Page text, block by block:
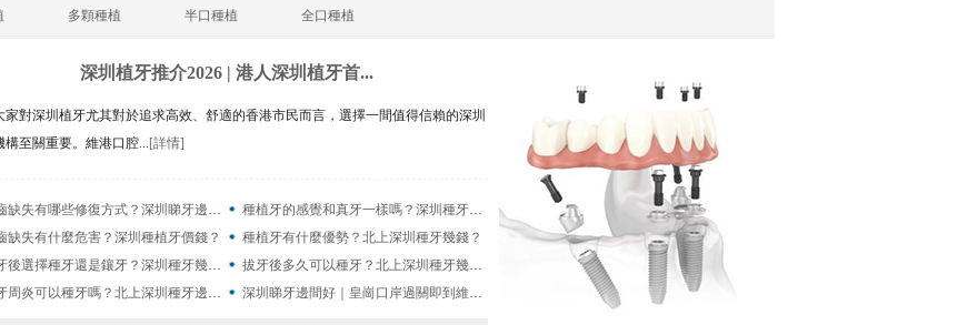
多顆種植 半口種植 全口種植
深圳植牙推介2026 | 港人深圳植牙首...
家對深圳植牙尤其對於追求高效、舒適的香港市民而言，選擇一間值得信賴的深圳
構至關重要。維港口腔... [詳情]
缺失有什麼危害？深圳種植牙價錢？
種植牙有什麼優勢？北上深圳種牙幾錢？